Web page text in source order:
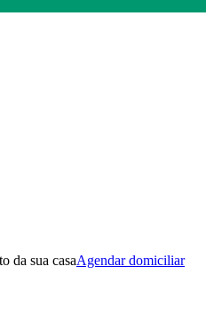
da sua casaAgendar domiciliar